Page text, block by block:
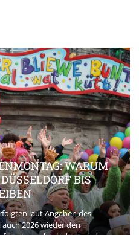
WARUM
BIS
laut Angaben des
2026 wieder den